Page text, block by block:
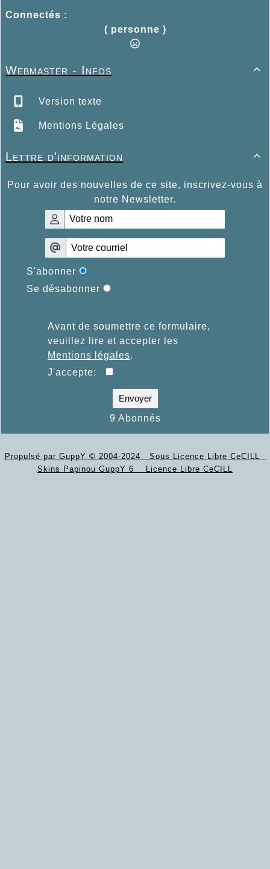
Connectés :
( personne )

Webmaster - Infos
Version texte
Mentions Légales

Lettre d'information
Pour avoir des nouvelles de ce site, inscrivez-vous à
notre Newsletter.
S'abonner
Se désabonner
Avant de soumettre ce formulaire,
veuillez lire et accepter les
Mentions légales.
J'accepte:
Envoyer
9 Abonnés
Propulsé par GuppY © 2004-2024
Sous Licence Libre CeCILL
Skins Papinou GuppY 6
Licence Libre CeCILL